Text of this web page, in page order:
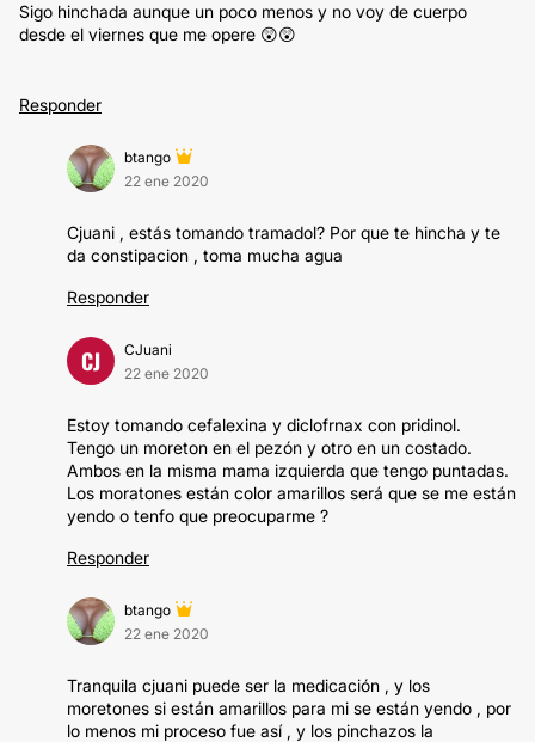
Sigo hinchada aunque un poco menos y no voy de cuerpo
desde el viernes que me opere 😲😲
Responder
btango
22 ene 2020
Cjuani , estás tomando tramadol? Por que te hincha y te
da constipacion , toma mucha agua
Responder
CJ
CJuani
22 ene 2020
Estoy tomando cefalexina y diclofrnax con pridinol.
Tengo un moreton en el pezón y otro en un costado.
Ambos en la misma mama izquierda que tengo puntadas.
Los moratones están color amarillos será que se me están
yendo o tenfo que preocuparme ?
Responder
btango
22 ene 2020
Tranquila cjuani puede ser la medicación , y los
moretones si están amarillos para mi se están yendo , por
lo menos mi proceso fue así , y los pinchazos la